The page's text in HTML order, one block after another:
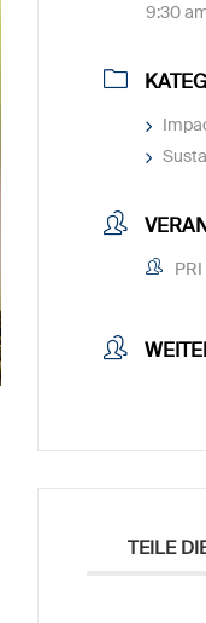
9:30
PRI
TEILE